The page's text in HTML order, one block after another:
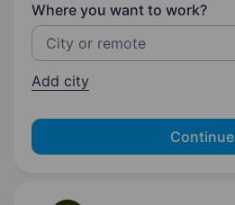
Where you want to work?
Add city
Continue